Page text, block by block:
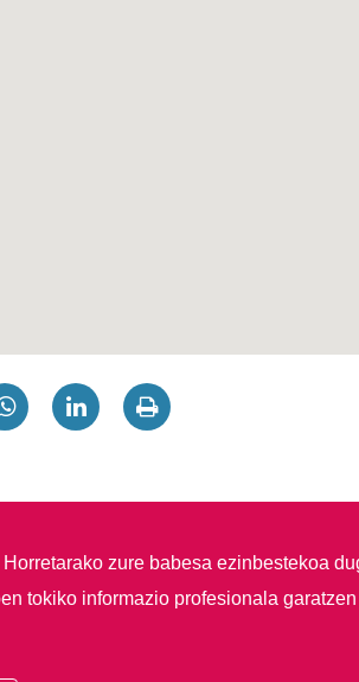
Horretarako zure babesa ezinbestekoa
tokiko informazio profesionala garatzen